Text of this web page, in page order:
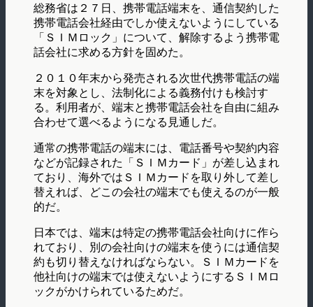
総務省は２７日、携帯電話端末を、通信契約した
携帯電話会社経由でしか使えないようにしている
「ＳＩＭロック」について、解除するよう携帯電
話会社に求める方針を固めた。
２０１０年末から発売される次世代携帯電話の端
末を対象とし、法制化による義務付けも検討す
る。利用者が、端末と携帯電話会社を自由に組み
合わせて選べるようになる見通しだ。
通常の携帯電話の端末には、電話番号や契約内容
などが記録された「ＳＩＭカード」が差し込まれ
ており、海外ではＳＩＭカードを取り外して差し
替えれば、どこの会社の端末でも使えるのが一般
的だ。
日本では、端末は特定の携帯電話会社向けに作ら
れており、別の会社向けの端末を使うには通信契
約も切り替えなければならない。ＳＩＭカードを
他社向けの端末では使えないようにするＳＩＭロ
ックがかけられているためだ。